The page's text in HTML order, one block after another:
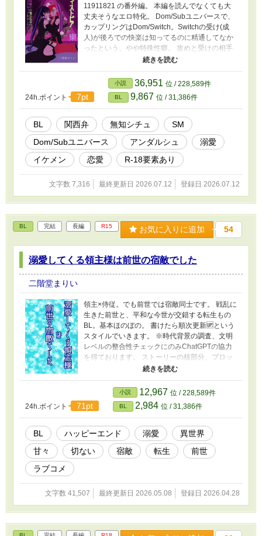
11911821 の番外編。 本編を読んでなくても大
丈夫そうなエロ特化。 Dom/Subユニバースで、
カップリングはDom/Switch。Switchの受け(成
人)が後ろでの快楽は知ってるのに精通してなか
ったという、やや特殊性癖。 攻めと受けの相手
は生涯相手だけ、攻めの尻はセメントで固めら
れております。
24h.ポイント 7pt
小説 36,951 位 / 228,589件
BL 9,867 位 / 31,386件
BL 関西弁 無知シチュ
SM
Dom/Subユニバース
アンダルシュ
溺愛
イケメン
恋愛 R-18要素あり
文字数 7,316 最終更新日 2026.07.12 登録日 2026.07.12
BL 完結 長編 R15 お気に入りに追加 54
溺愛してくる領主様は前世の宿敵でした
二階堂まりい
領主×侍従。でも前世では宿敵同士です。 戦乱に
生きた前世と、平和な今世が交錯する転生もの
BL。基本ほのぼの。 書けたら順次更新🆙という
スタイルでいきます。 ※時代背景の調査、文明
レベルの整合性チェックにのみChatGPTの協力
を得ております。 ストーリーの核部分、プロッ
ト、本文執筆にはAIを一切使用しておりませ
ん。 感想いただけると嬉しいです！ 好きなキ
ャラの名前を書いていかれるだけでも喜びま
す！
24h.ポイント
71pt
小説 12,967 位 / 228,589件
BL 2,984 位 / 31,386件
BL ハッピーエンド 溺愛
異世界
甘々
切ない 宿敵 転生
前世
ラブコメ
文字数 41,507 最終更新日 2026.05.08 登録日 2026.04.28